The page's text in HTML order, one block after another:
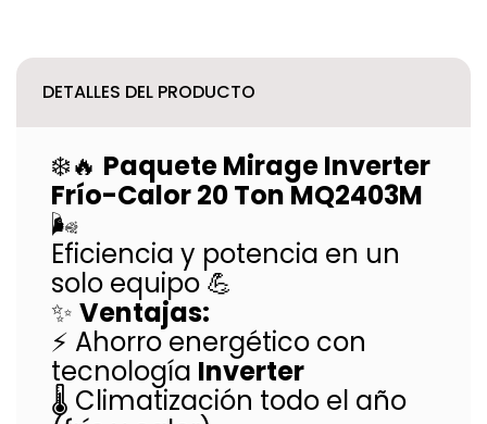
DETALLES DEL PRODUCTO
❄️🔥 Paquete Mirage Inverter
Frío-Calor 20 Ton MQ2403M
🌬️
Eficiencia y potencia en un
solo equipo 💪
✨ Ventajas:
⚡ Ahorro energético con
tecnología Inverter
🌡️ Climatización todo el año